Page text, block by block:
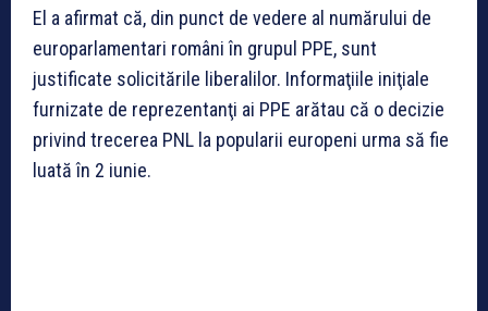
El a afirmat că, din punct de vedere al numărului de
europarlamentari români în grupul PPE, sunt
justificate solicitările liberalilor. Informaţiile iniţiale
furnizate de reprezentanţi ai PPE arătau că o decizie
privind trecerea PNL la popularii europeni urma să fie
luată în 2 iunie.